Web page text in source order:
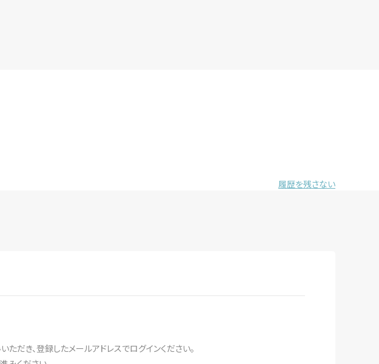
履歴を残さない
だき、登録したメールアドレスでログインください。